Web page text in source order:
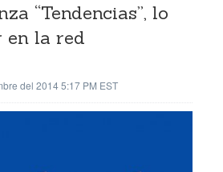
“Tendencias”, lo
en la red
del 2014 5:17 PM EST